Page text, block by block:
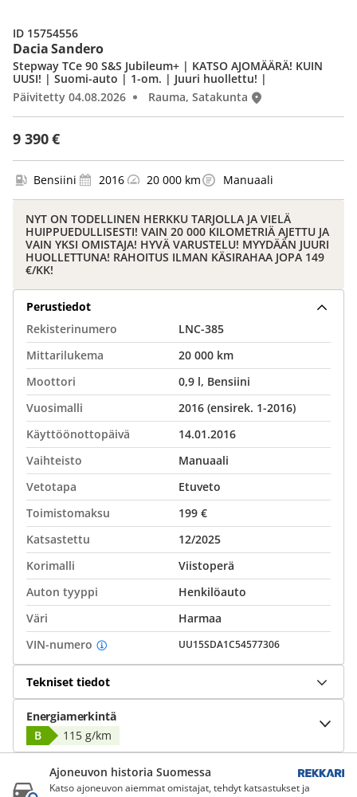
Dacia Sandero
9 390 €
Stepway TCe 90 S&S Jubileum+ | KATSO AJOMÄÄRÄ! KUIN
UUSI! | Suomi-auto | 1-om. | Juuri huollettu! |
Päivitetty 04.08.2026
Rauma, Satakunta
ID 15754556
Bensiini 2016 20 000 km Manuaali
NYT ON TODELLINEN HERKKU TARJOLLA JA VIELÄ
HUIPPUEDULLISESTI! VAIN 20 000 KILOMETRIÄ AJETTU JA
VAIN YKSI OMISTAJA! HYVÄ VARUSTELU! MYYDÄÄN JUURI
HUOLLETTUNA! RAHOITUS ILMAN KÄSIRAHAA JOPA 149
€/KK!
Perustiedot
Rekisterinumero
LNC-385
Mittarilukema
20 000 km
Moottori
0,9 l, Bensiini
Vuosimalli
2016 (ensirek. 1-2016)
Käyttöönottopäivä
14.01.2016
Vaihteisto
Manuaali
Vetotapa
Etuveto
Toimistomaksu
199 €
Katsastettu
12/2025
Korimalli
Viistoperä
Auton tyyppi
Henkilöauto
Väri
Harmaa
VIN-numero
UU15SDA1C54577306
Tekniset tiedot
Energiamerkintä
B
115 g/km
Ajoneuvon historia Suomessa
Katso ajoneuvon aiemmat omistajat, tehdyt katsastukset ja